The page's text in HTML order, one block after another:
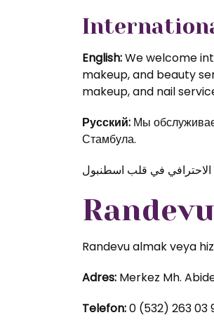
English:We welcome
makeup, and beauty
makeup, and nail
Русский: Мы
Стамбула.
Randevu almak veya
Adres: Merkez Mh.
Telefon:0 (532) 263 03